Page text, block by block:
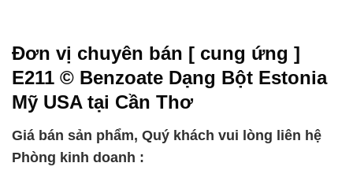
Đơn vị chuyên bán [ cung ứng ]
E211 © Benzoate Dạng Bột Estonia
Mỹ USA tại Cần Thơ
Giá bán sản phẩm, Quý khách vui lòng liên hệ
Phòng kinh doanh :